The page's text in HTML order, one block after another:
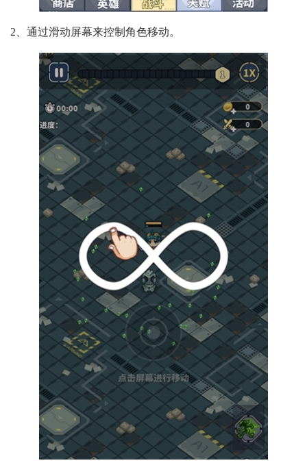
2、通过滑动屏幕来控制角色移动。